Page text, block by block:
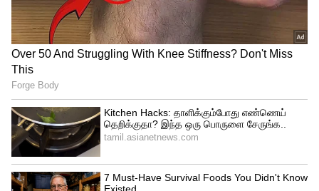
சொத்துவரி மற்றும் மின்கட்டண உயர்வு
ஆகியவற்றை உயர்த்தி மக்கள் விரோத
ஆட்சியை திமுக தந்து கொண்டிருக்கிறது,
இனிமேல் தான் திமுக அரசு உயர்த்தியுள்ள
வரிகளின் வலி என்ன என்பது மக்களுக்கு
தெரிய போகிறது, இனி வரி சீராய்வும்
செய்யப் போகிறார்கள், அவ்வாறு செய்தால்
ஆயிரம் ரூபாய் செலுத்தியவர்கள் இனி 15